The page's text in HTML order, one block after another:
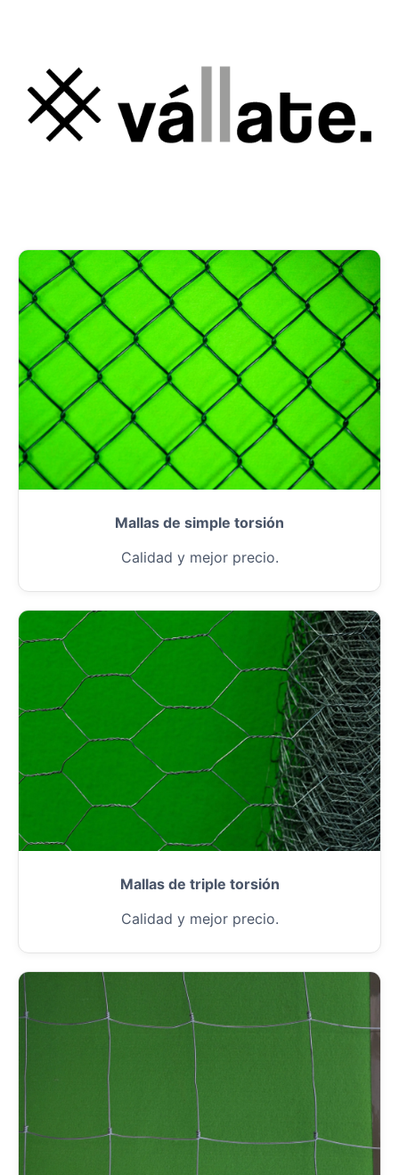
Mallas de simple torsión
Calidad y mejor precio.
Mallas de triple torsión
Calidad y mejor precio.